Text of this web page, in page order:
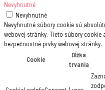
Nevyhnutné
Nevyhnutné
Nevyhnutné súbory cookie sú
webovej stránky. Tieto súbory
bezpečnostné prvky webovej stránky.
Cookie
Dĺžka
trvania